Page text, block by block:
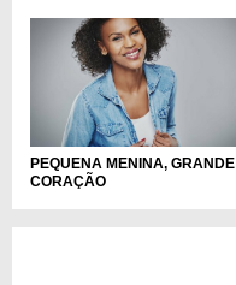
PEQUENA MENINA, GRANDE
CORAÇÃO